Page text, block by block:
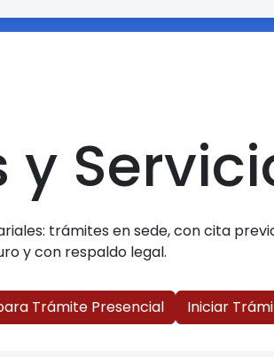
trámites en sede, con cita
y con respaldo legal.
Trámite Presencial Iniciar